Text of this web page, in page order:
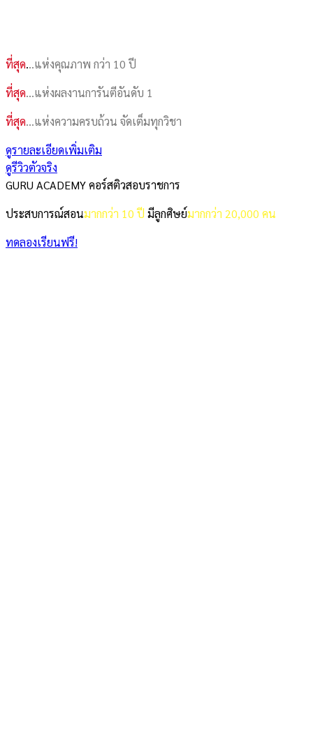
ที่สุด...แห่งคุณภาพ กว่า 10 ปี
ที่สุด…แห่งผลงานการันตีอันดับ 1
ที่สุด…แห่งความครบถ้วน จัดเต็มทุกวิชา
ดูรายละเอียดเพิ่มเติม
ดูรีวิวตัวจริง
GURU ACADEMY คอร์สติวสอบราชการ
ประสบการณ์สอนมากกว่า 10 ปี มีลูกศิษย์มากกว่า 20,000 คน
ทดลองเรียนฟรี!